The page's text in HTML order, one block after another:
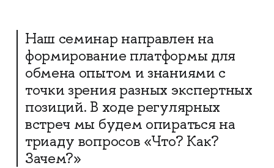
Наш семинар направлен на
формирование платформы для
обмена опытом и знаниями с
точки зрения разных экспертных
позиций. В ходе регулярных
встреч мы будем опираться на
триаду вопросов «Что? Как?
Зачем?»